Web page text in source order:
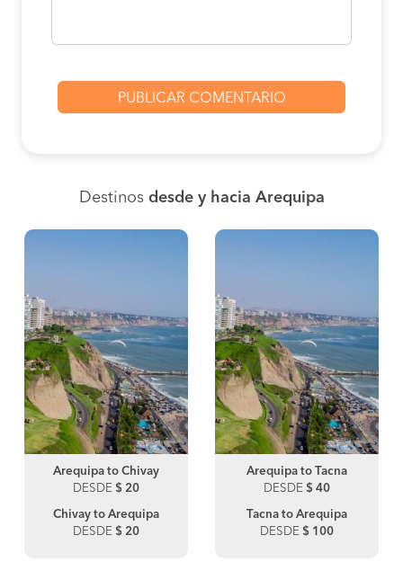
Destinos desde y hacia Arequipa
Arequipa to Chivay
DESDE $ 20
Chivay to Arequipa
DESDE $ 20
Arequipa to Tacna
DESDE $ 40
Tacna to Arequipa
DESDE $ 100